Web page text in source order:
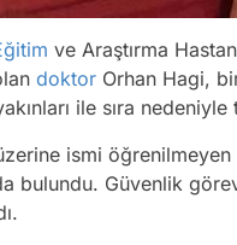
ve Araştırma
doktor Orhan Hagi,
ile sıra nedeniyle
ismi
bulundu. Güvenlik